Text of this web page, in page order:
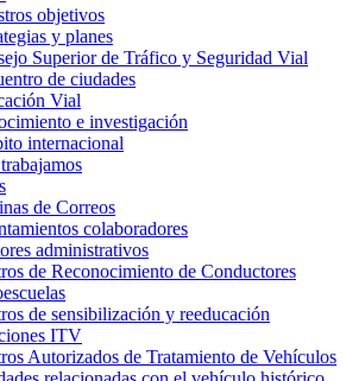
objetivos
y planes
Superior de Tráfico y Seguridad Vial
de ciudades
Vial
e investigación
internacional
de Correos
colaboradores
administrativos
de Reconocimiento de Conductores
de sensibilización y reeducación
ITV
Autorizados de Tratamiento de Vehículos